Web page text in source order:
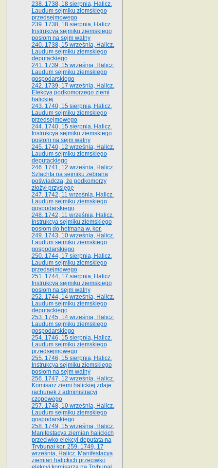
238. 1738, 18 sierpnia, Halicz.
Laudum sejmiku ziemskiego
przedsejmowego
239. 1738, 18 sierpnia, Halicz.
Instrukcya sejmiku ziemskiego
posłom na sejm walny
240. 1738, 15 września, Halicz.
Laudum sejmiku ziemskiego
deputackiego
241. 1739, 15 września, Halicz.
Laudum sejmiku ziemskiego
gospodarskiego
242. 1739, 17 września, Halicz.
Elekcya podkomorzego ziemi
halickiej
243. 1740, 15 sierpnia, Halicz.
Laudum sejmiku ziemskiego
przedsejmowego
244. 1740, 15 sierpnia, Halicz.
Instrukcya sejmiku ziemskiego
posłom na sejm walny
245. 1740, 12 września, Halicz.
Laudum sejmiku ziemskiego
deputackiego
246. 1741, 12 września, Halicz.
Szlachta na sejmiku zebrana
poświadcza, że podkomorzy
złożył przysięgę
247. 1742, 11 września, Halicz.
Laudum sejmiku ziemskiego
gospodarskiego
248. 1742, 11 września, Halicz.
Instrukcya sejmiku ziemskiego
posłom do hetmana w. kor.
249. 1743, 10 września, Halicz.
Laudum sejmiku ziemskiego
gospodarskiego
250. 1744, 17 sierpnia, Halicz.
Laudum sejmiku ziemskiego
przedsejmowego
251. 1744, 17 sierpnia, Halicz.
Instrukcya sejmiku ziemskiego
posłom na sejm walny
252. 1744, 14 września, Halicz.
Laudum sejmiku ziemskiego
deputackiego
253. 1745, 14 września, Halicz.
Laudum sejmiku ziemskiego
gospodarskiego
254. 1746, 15 sierpnia, Halicz.
Laudum sejmiku ziemskiego
przedsejmowego
255. 1746, 15 sierpnia, Halicz.
Instrukcya sejmiku ziemskiego
posłom na sejm walny
256. 1747, 12 września, Halicz.
Komisarz ziemi halickiej zdaje
rachunek z administracyi
czopowego
257. 1748, 10 września, Halicz.
Laudum sejmiku ziemskiego
gospodarskiego
258. 1749, 15 września, Halicz.
Manifestacya ziemian halickich
przeciwko elekcyi deputata na
Trybunał kor. 259. 1749, 17
września, Halicz. Manifestacya
ziemian halickich przeciwko